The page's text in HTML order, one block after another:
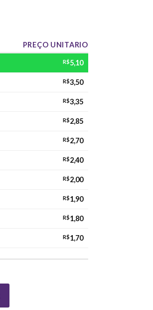
PREÇO UNITARIO
R$5,10
R$3,50
R$3,35
R$2,85
R$2,70
R$2,40
R$2,00
R$1,90
R$1,80
R$1,70